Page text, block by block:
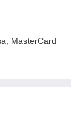
MasterCard